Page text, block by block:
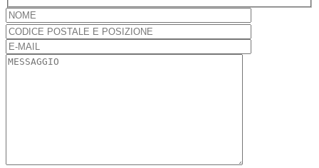
Si
prega
di
lasciare